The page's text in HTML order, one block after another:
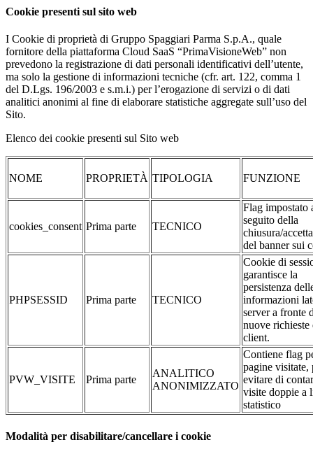
Cookie presenti sul sito web
I Cookie di proprietà di Gruppo Spaggiari Parma S.p.A., quale
fornitore della piattaforma Cloud SaaS “PrimaVisioneWeb” non
prevedono la registrazione di dati personali identificativi dell’utente,
ma solo la gestione di informazioni tecniche (cfr. art. 122, comma 1
del D.Lgs. 196/2003 e s.m.i.) per l’erogazione di servizi o di dati
analitici anonimi al fine di elaborare statistiche aggregate sull’uso del
Sito.
Elenco dei cookie presenti sul Sito web
NOME PROPRIETÀ TIPOLOGIA FUNZIONE
cookies_consent Prima parte TECNICO
Flag impostato
seguito della
chiusura/
del banner sui
PHPSESSID Prima parte TECNICO
Cookie di
garantisce la
persistenza
informazioni
server a fronte
nuove richieste
client.
PVW_VISITE Prima parte
ANALITICO
ANONIMIZZATO
Contiene flag
pagine visitate,
evitare di
visite doppie a
statistico
Modalità per disabilitare/cancellare i cookie